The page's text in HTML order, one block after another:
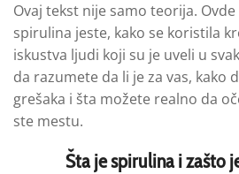
Ovaj tekst nije samo teorija.
spirulina jeste, kako se koristila
iskustva ljudi koji su je uveli u
da razumete da li je za vas, kako
grešaka i šta možete realno da
ste mestu.
Šta je spirulina i zašto